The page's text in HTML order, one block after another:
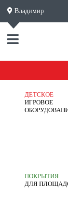
Владимир
ДЕТСКОЕ
ИГРОВОЕ
ПОКРЫТИЯ
ДЛЯ